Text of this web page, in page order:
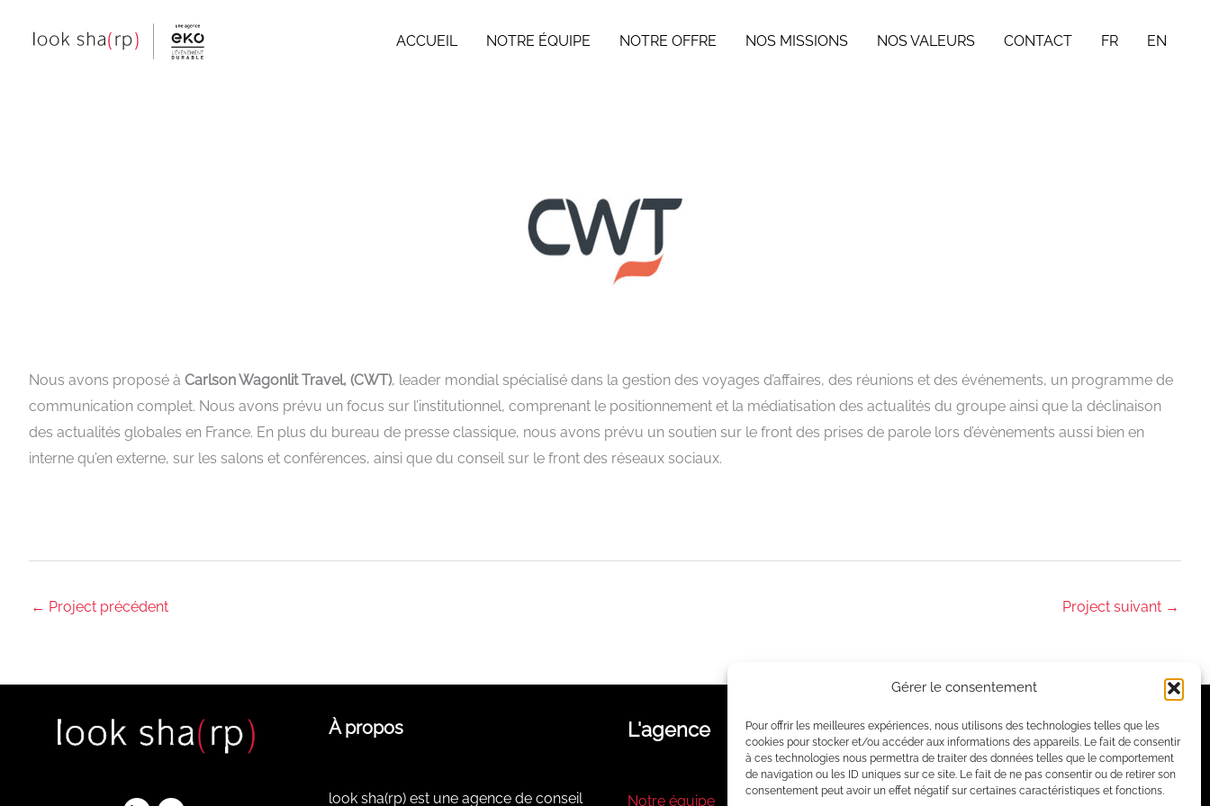
Gérer le consentement
Pour offrir les meilleures expériences, nous utilisons des technologies telles que les
cookies pour stocker et/ou accéder aux informations des appareils. Le fait de consentir
à ces technologies nous permettra de traiter des données telles que le comportement
de navigation ou les ID uniques sur ce site. Le fait de ne pas consentir ou de retirer son
consentement peut avoir un effet négatif sur certaines caractéristiques et fonctions.
ACCUEIL NOTRE ÉQUIPE NOTRE OFFRE NOS MISSIONS NOS VALEURS CONTACT FR EN
Nous avons proposé à Carlson Wagonlit Travel, (CWT), leader mondial spécialisé dans la gestion des voyages d’affaires, des réunions et des événements, un programme de
communication complet. Nous avons prévu un focus sur l’institutionnel, comprenant le positionnement et la médiatisation des actualités du groupe ainsi que la déclinaison
des actualités globales en France. En plus du bureau de presse classique, nous avons prévu un soutien sur le front des prises de parole lors d’évènements aussi bien en
interne qu’en externe, sur les salons et conférences, ainsi que du conseil sur le front des réseaux sociaux.
← Project précédent Project suivant →
À propos
look sha(rp) est une agence de conseil
L'agence
Notre équipe
Contactez-nous
6 Passage Lathuille 75018 PARIS